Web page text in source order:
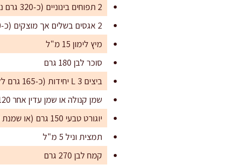
2 תפוחים בינוניים (כ-320 גרם נטו אחרי קילוף וליבה), חתוכים לקוביות של 1–1.5 ס"מ
2 אגסים בשלים אך מוצקים (כ-320 גרם נטו אחרי קילוף וליבה), חתוכים לקוביות של 1–1.5 ס"מ
מיץ לימון 15 מ"ל
סוכר לבן 180 גרם
ביצים L 3 יחידות (כ-165 גרם ללא קליפה)
שמן קנולה או שמן עדין אחר 120 מ"ל
יוגורט טבעי 150 גרם (או שמנת חמוצה 15% באותו משקל)
תמצית וניל 5 מ"ל
קמח לבן 270 גרם